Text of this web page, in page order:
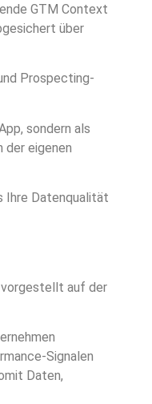
GTM Context
über
Prospecting-
sondern als
der eigenen
Ihre Datenqualität
auf der
Signalen
Daten,